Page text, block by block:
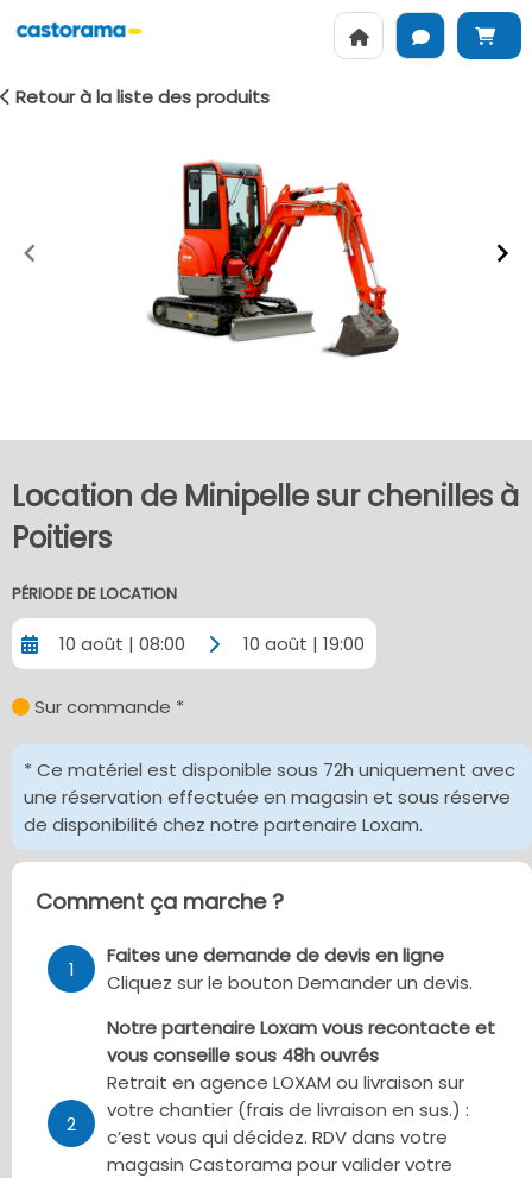
Retour à la liste des produits
Location de Minipelle sur chenilles à
Poitiers
PÉRIODE DE LOCATION
10 août | 08:00 10 août | 19:00
Sur commande *
* Ce matériel est disponible sous 72h uniquement avec
une réservation effectuée en magasin et sous réserve
de disponibilité chez notre partenaire Loxam.
Comment ça marche ?
1
Faites une demande de devis en ligne
Cliquez sur le bouton Demander un devis.
2
Notre partenaire Loxam vous recontacte et
vous conseille sous 48h ouvrés
Retrait en agence LOXAM ou livraison sur
votre chantier (frais de livraison en sus.) :
c’est vous qui décidez. RDV dans votre
magasin Castorama pour valider votre